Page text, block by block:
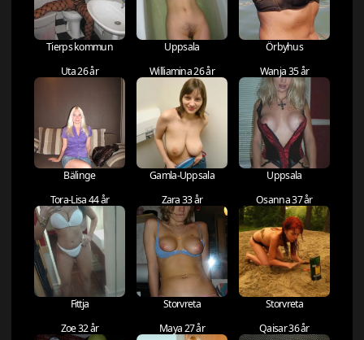
Tierps kommun Uppsala
Örbyhus
Uta 26 år
Bälinge
Williamina 26 år
Gamla-Uppsala
Wanja 35 år
Uppsala
Tora-Lisa 44 år
Fittja
Zara 33 år
Storvreta
Osanna 37 år
Storvreta
Zoe 32 år
Maya 27 år Qaisar 36 år